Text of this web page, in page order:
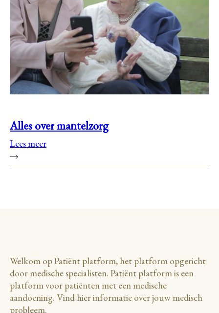
Alles over mantelzorg
Lees meer
Welkom op Patiënt platform, het platform opgericht
door medische specialisten. Patiënt platform is een
platform voor patiënten met een medische
aandoening. Vind hier informatie over jouw medisch
probleem.